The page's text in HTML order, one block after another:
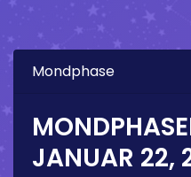
Mondphase
JANUAR 22,